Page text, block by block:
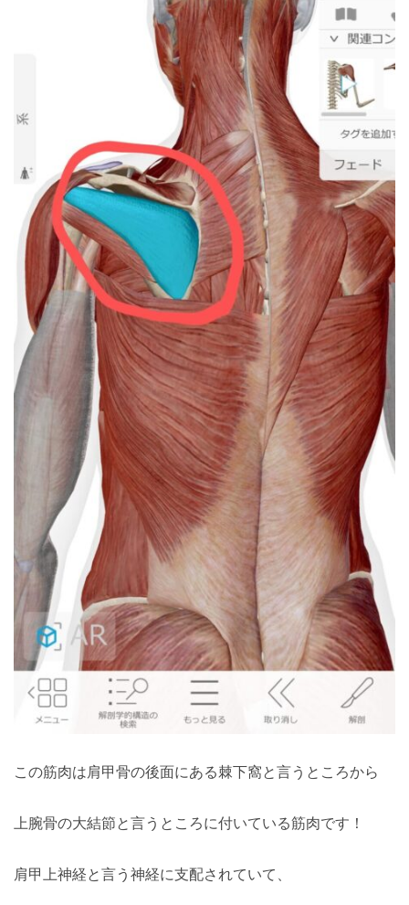
この筋肉は肩甲骨の後面にある棘下窩と言うところから
上腕骨の大結節と言うところに付いている筋肉です！
肩甲上神経と言う神経に支配されていて、